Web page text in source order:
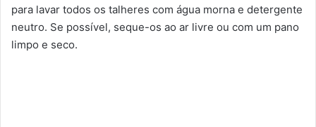
para lavar todos os talheres com água morna e detergente
neutro. Se possível, seque-os ao ar livre ou com um pano
limpo e seco.